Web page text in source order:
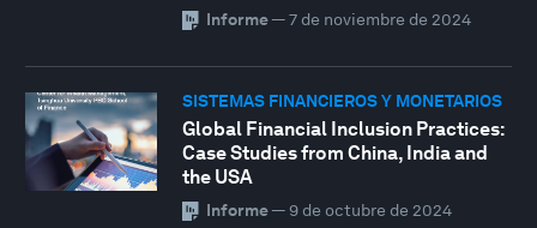
Informe— 7 de noviembre de 2024
SISTEMAS FINANCIEROS Y MONETARIOS
Global Financial Inclusion Practices:
Case Studies from China, India and
the USA
Informe— 9 de octubre de 2024